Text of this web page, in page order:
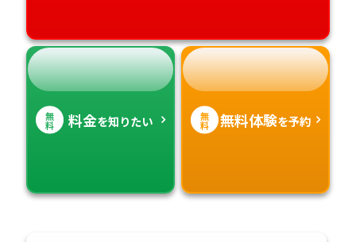
無
料 料金を知りたい 無
料 無料体験を予約